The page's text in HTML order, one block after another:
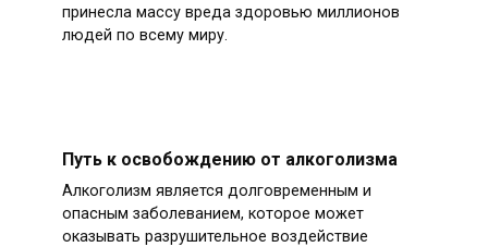
принесла массу вреда здоровью миллионов
людей по всему миру.
Путь к освобождению от алкоголизма
Алкоголизм является долговременным и
опасным заболеванием, которое может
оказывать разрушительное воздействие